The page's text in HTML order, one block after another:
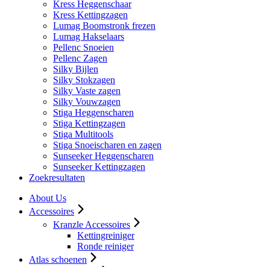
Kress Heggenschaar
Kress Kettingzagen
Lumag Boomstronk frezen
Lumag Hakselaars
Pellenc Snoeien
Pellenc Zagen
Silky Bijlen
Silky Stokzagen
Silky Vaste zagen
Silky Vouwzagen
Stiga Heggenscharen
Stiga Kettingzagen
Stiga Multitools
Stiga Snoeischaren en zagen
Sunseeker Heggenscharen
Sunseeker Kettingzagen
Zoekresultaten
About Us
Accessoires
Kranzle Accessoires
Kettingreiniger
Ronde reiniger
Atlas schoenen